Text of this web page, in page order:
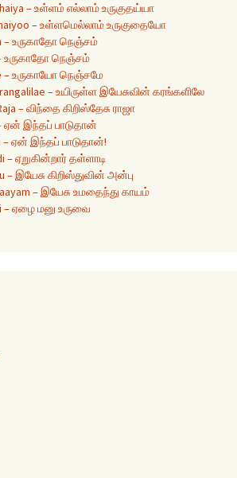
– உள்ளம் எல்லாம் உருகுதய்யா
– உள்ளமெல்லாம் உருகுதையோ
– உருகாதோ நெஞ்சம்
உருகாதோ நெஞ்சம்
– உருகாயோ நெஞ்சமே
– உயிருள்ள இயேசுவின் கரங்களிலே
– விந்தை கிறிஸ்தேசு ராஜா
ஏன் இந்தப் பாடுதான்
– ஏன் இந்தப் பாடுதான்!
– ஏறுகின்றார் தள்ளாடி
– இயேசு கிறிஸ்துவின் அன்பு
– இயேசு உமதைந்து காயம்
– ஏழை மனு உருவை